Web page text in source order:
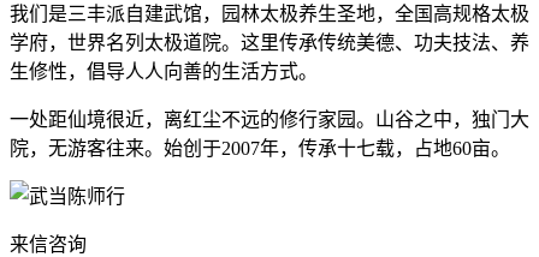
我们是三丰派自建武馆，园林太极养生圣地，全国高规格太极
学府，世界名列太极道院。这里传承传统美德、功夫技法、养
生修性，倡导人人向善的生活方式。
一处距仙境很近，离红尘不远的修行家园。山谷之中，独门大
院，无游客往来。始创于2007年，传承十七载，占地60亩。
来信咨询